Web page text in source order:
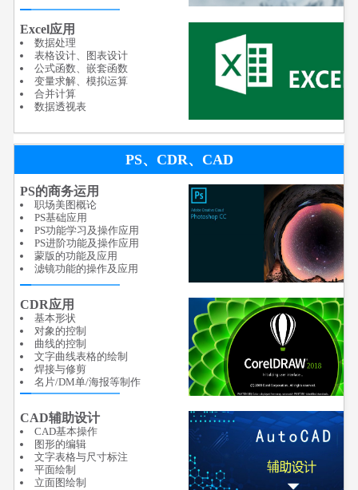
Excel应用
数据处理
表格设计、图表设计
公式函数、嵌套函数
变量求解、模拟运算
合并计算
数据透视表
PS、CDR、CAD
PS的商务运用
职场美图概论
PS基础应用
PS功能学习及操作应用
PS进阶功能及操作应用
蒙版的功能及应用
滤镜功能的操作及应用
CDR应用
基本形状
对象的控制
曲线的控制
文字曲线表格的绘制
焊接与修剪
名片/DM单/海报等制作
CAD辅助设计
CAD基本操作
图形的编辑
文字表格与尺寸标注
平面绘制
立面图绘制